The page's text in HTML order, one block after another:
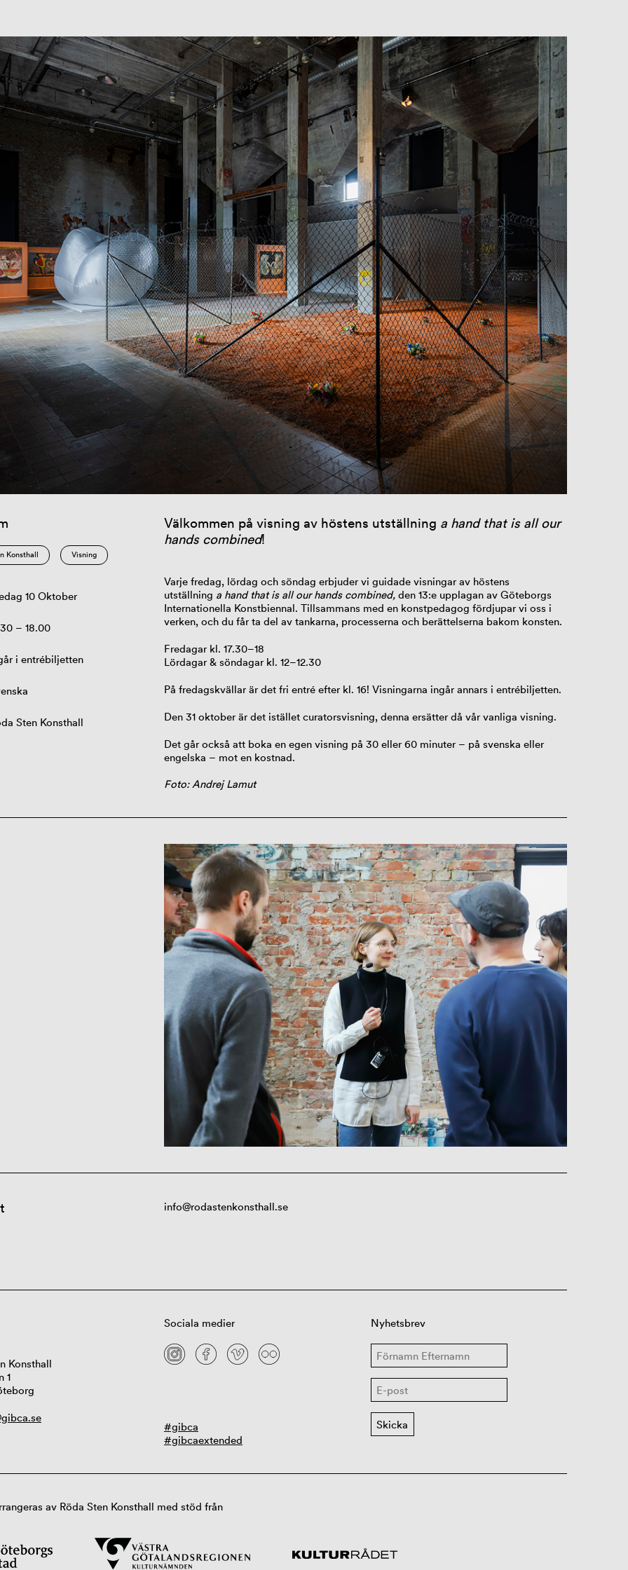
Konsthall Visning
10 Oktober
– 18.00
i entrébiljetten
Sten Konsthall
Välkommen på visning av höstens utställning a hand that is all our
hands combined!
Varje fredag, lördag och söndag erbjuder vi guidade visningar av höstens
utställning a hand that is all our hands combined, den 13:e upplagan av Göteborgs
Internationella Konstbiennal. Tillsammans med en konstpedagog fördjupar vi oss i
verken, och du får ta del av tankarna, processerna och berättelserna bakom konsten.
Fredagar kl. 17.30–18
Lördagar & söndagar kl. 12–12.30
På fredagskvällar är det fri entré efter kl. 16! Visningarna ingår annars i entrébiljetten.
Den 31 oktober är det istället curatorsvisning, denna ersätter då vår vanliga visning.
Det går också att boka en egen visning på 30 eller 60 minuter– på svenska eller
engelska – mot en kostnad.
Foto: Andrej Lamut
info@rodastenkonsthall.se
Konsthall
1
Sociala medier
#gibca
#gibcaextended
Nyhetsbrev
av Röda Sten Konsthall med stöd från